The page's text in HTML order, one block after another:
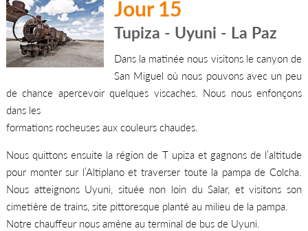
Jour 15
Tupiza - Uyuni - La Paz
Dans la matinée nous visitons le canyon de
San Miguel où nous pouvons avec un peu
de chance apercevoir quelques viscaches. Nous nous enfonçons
dans les
formations rocheuses aux couleurs chaudes.
Nous quittons ensuite la région de T upiza et gagnons de l’altitude
pour monter sur l’Altiplano et traverser toute la pampa de Colcha.
Nous atteignons Uyuni, située non loin du Salar, et visitons son
cimetière de trains, site pittoresque planté au milieu de la pampa.
Notre chauffeur nous amène au terminal de bus de Uyuni.